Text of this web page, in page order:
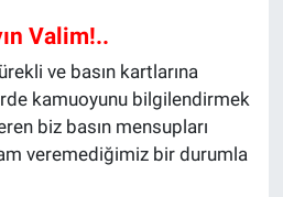
Valim!..
ve basın kartlarına
kamuoyunu bilgilendirmek
biz basın mensupları
veremediğimiz bir durumla